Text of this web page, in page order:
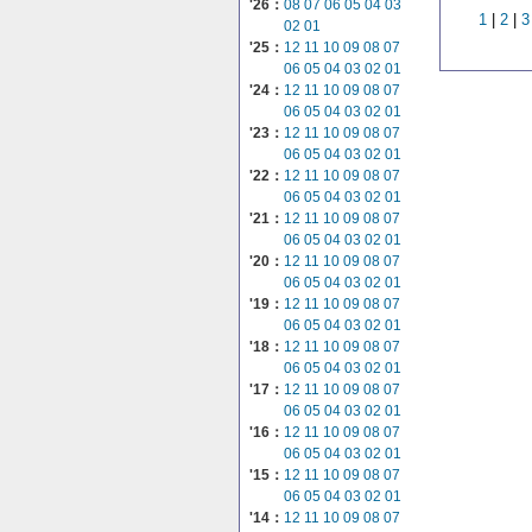
'26： 08 07 06 05 04 03
02 01
'25： 12 11 10 09 08 07
06 05 04 03 02 01
'24： 12 11 10 09 08 07
06 05 04 03 02 01
'23： 12 11 10 09 08 07
06 05 04 03 02 01
'22： 12 11 10 09 08 07
06 05 04 03 02 01
'21： 12 11 10 09 08 07
06 05 04 03 02 01
'20： 12 11 10 09 08 07
06 05 04 03 02 01
'19： 12 11 10 09 08 07
06 05 04 03 02 01
'18： 12 11 10 09 08 07
06 05 04 03 02 01
'17： 12 11 10 09 08 07
06 05 04 03 02 01
'16： 12 11 10 09 08 07
06 05 04 03 02 01
'15： 12 11 10 09 08 07
06 05 04 03 02 01
'14： 12 11 10 09 08 07
1 2| 3|